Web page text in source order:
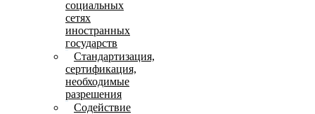
социальных
сетях
иностранных
государств
Стандартизация,
сертификация,
необходимые
разрешения
Содействие